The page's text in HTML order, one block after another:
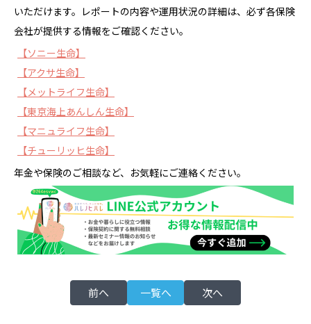
いただけます。レポートの内容や運用状況の詳細は、必ず各保険
会社が提供する情報をご確認ください。
【ソニー生命】
【アクサ生命】
【メットライフ生命】
【東京海上あんしん生命】
【マニュライフ生命】
【チューリッヒ生命】
年金や保険のご相談など、お気軽にご連絡ください。
前へ 一覧へ 次へ